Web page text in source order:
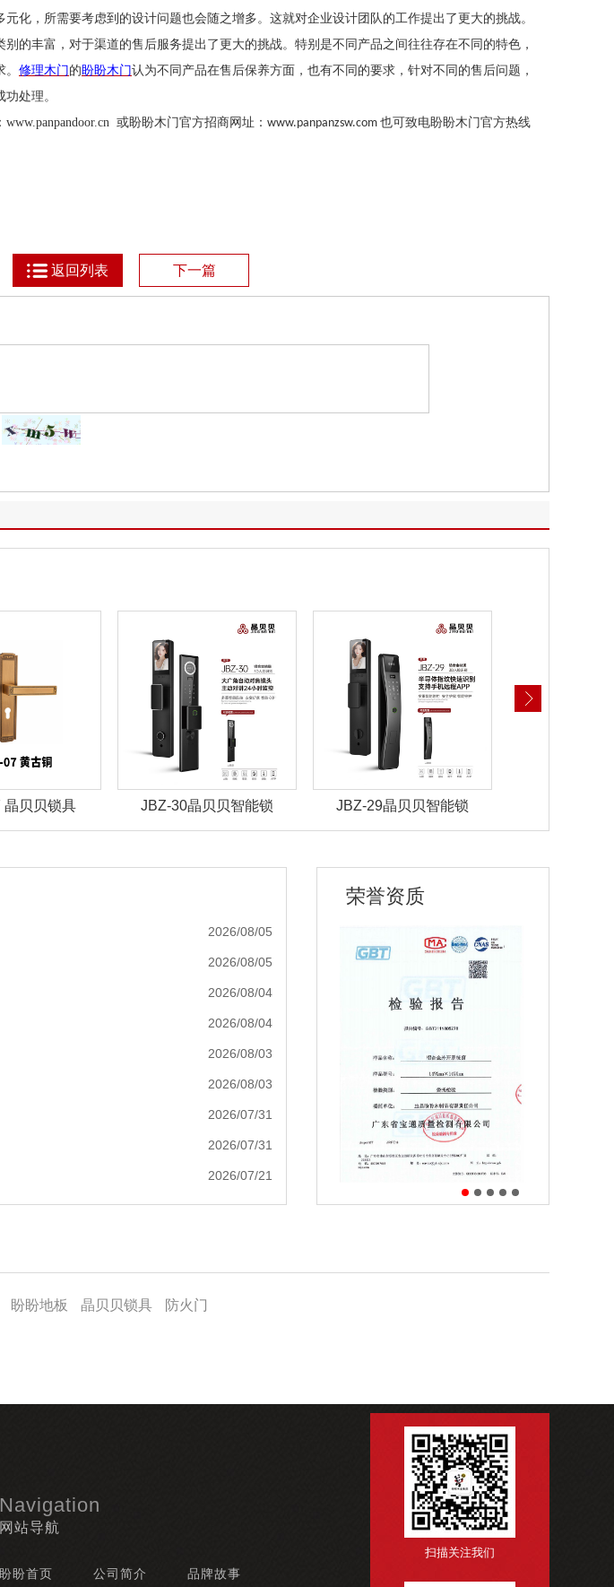
化，所需要考虑到的设计问题也会随之增多。这就对企业设计团队的工作提出了更大的挑战。
的丰富，对于渠道的售后服务提出了更大的挑战。特别是不同产品之间往往存在不同的特色，
修理木门 的盼盼木门认为不同产品在售后保养方面，也有不同的要求，针对不同的售后问题，
处理。
www.panpandoor.cn 或盼盼木门官方招商网址： www.panpanzsw.com 也可致电盼盼木门官方热线
返回列表 下一篇
贝贝智能锁 JBZ-29晶贝贝智能锁 JBZ-28晶贝贝智能锁
2026/08/05
2026/08/05
2026/08/04
2026/08/04
2026/08/03
2026/08/03
2026/07/31
2026/07/31
2026/07/21
荣誉资质
盼盼地板 晶贝贝锁具 防火门
Navigation
网站导航
盼盼首页 公司简介 品牌故事
扫描关注我们